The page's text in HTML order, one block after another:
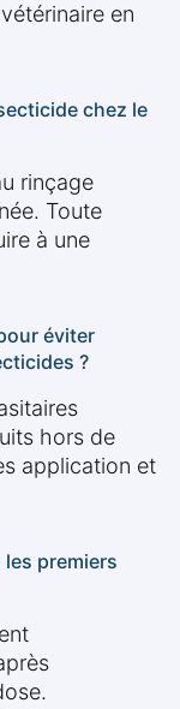
en
chez le
rinçage
Toute
à une
éviter
?
hors de
application et
premiers